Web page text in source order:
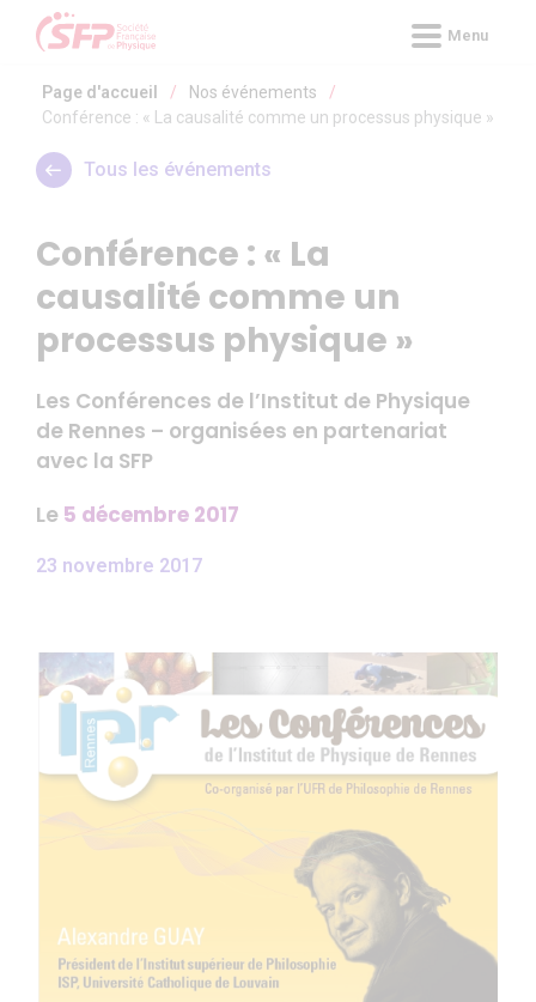
Panneau de gestion des cookies
Menu
Page d'accueil / Nos événements
/
Conférence : « La causalité comme un processus physique »
Tous les événements
Conférence : « La
causalité comme un
processus physique »
Les Conférences de l’Institut de Physique
de Rennes – organisées en partenariat
avec la SFP
Le 5 décembre 2017
23 novembre 2017